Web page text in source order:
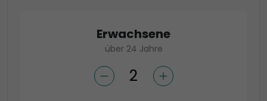
Erwachsene
über 24 Jahre